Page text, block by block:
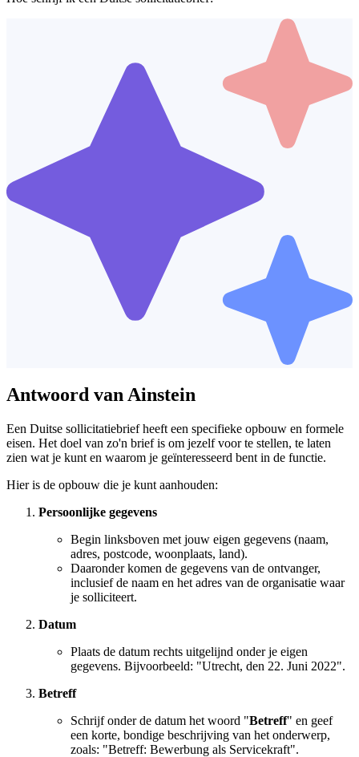
Antwoord van Ainstein
Een Duitse sollicitatiebrief heeft een specifieke opbouw en formele
eisen. Het doel van zo'n brief is om jezelf voor te stellen, te laten
zien wat je kunt en waarom je geïnteresseerd bent in de functie.
Hier is de opbouw die je kunt aanhouden:
Persoonlijke gegevens
Begin linksboven met jouw eigen gegevens (naam,
adres, postcode, woonplaats, land).
Daaronder komen de gegevens van de ontvanger,
inclusief de naam en het adres van de organisatie waar
je solliciteert.
Datum
Plaats de datum rechts uitgelijnd onder je eigen
gegevens. Bijvoorbeeld: "Utrecht, den 22. Juni 2022".
Betreff
Schrijf onder de datum het woord "Betreff" en geef
een korte, bondige beschrijving van het onderwerp,
zoals: "Betreff: Bewerbung als Servicekraft".